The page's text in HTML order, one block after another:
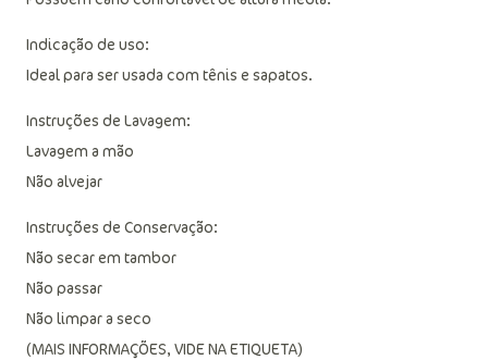
Indicação de uso:
Ideal para ser usada com tênis e sapatos.
Instruções de Lavagem:
Lavagem a mão
Não alvejar
Instruções de Conservação:
Não secar em tambor
Não passar
Não limpar a seco
(MAIS INFORMAÇÕES, VIDE NA ETIQUETA)